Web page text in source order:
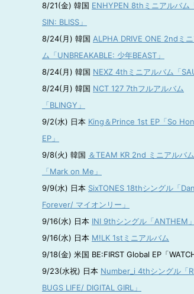
8/21(金) 韓国 ENHYPEN 8thミニアルバム
SIN: BLISS」
8/24(月) 韓国 ALPHA DRIVE ONE 2ndミ
ム「UNBREAKABLE: 少年BEAST」
8/24(月) 韓国 NEXZ 4thミニアルバム「
8/24(月) 韓国 NCT 127 7thフルアルバム
「BLINGY」
9/2(水) 日本 King＆Prince 1st EP「So
EP」
9/8(火) 韓国 ＆TEAM KR 2nd ミニアルバム
「Mark on Me」
9/9(水) 日本 SixTONES 18thシングル「
Forever/ マイオンリー」
9/16(水) 日本 INI 9thシングル「ANTHEM」
9/16(水) 日本 M!LK 1stミニアルバム
9/18(金) 米国 BE:FIRST Global EP「
9/23(水祝) 日本 Number_i 4thシングル「
BUGS LIFE/ DIGITAL GIRL」